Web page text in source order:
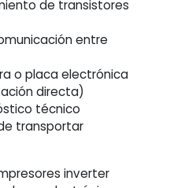
de transistores
entre
o placa electrónica
directa)
técnico
transportar
inverter